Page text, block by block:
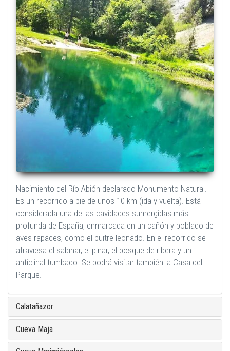
Nacimiento del Río Abión declarado Monumento Natural.
Es un recorrido a pie de unos 10 km (ida y vuelta). Está
considerada una de las cavidades sumergidas más
profunda de España, enmarcada en un cañón y poblado de
aves rapaces, como el buitre leonado. En el recorrido se
atraviesa el sabinar, el pinar, el bosque de ribera y un
anticlinal tumbado. Se podrá visitar también la Casa del
Parque.
Calatañazor
Cueva Maja